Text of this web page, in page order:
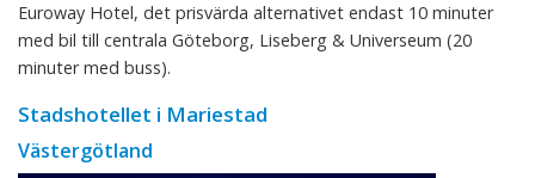
Euroway Hotel, det prisvärda alternativet endast 10 minuter
med bil till centrala Göteborg, Liseberg & Universeum (20
minuter med buss).
Stadshotellet i Mariestad
Västergötland